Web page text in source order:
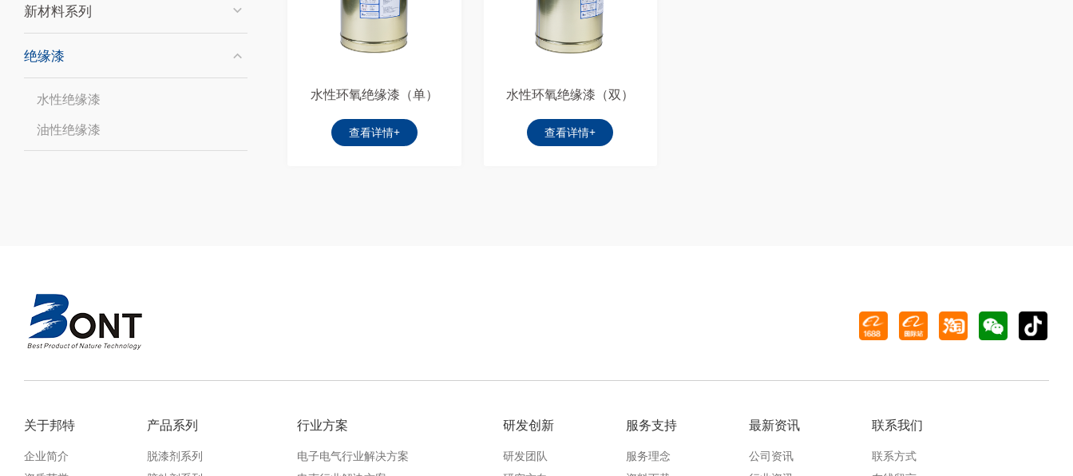
新材料系列
绝缘漆
水性绝缘漆
油性绝缘漆
水性环氧绝缘漆（单）
查看详情+
水性环氧绝缘漆（双）
查看详情+
关于邦特
企业简介
产品系列
脱漆剂系列
行业方案
电子电气行业解决方案
研发创新
研发团队
服务支持
服务理念
最新资讯
公司资讯
联系我们
联系方式